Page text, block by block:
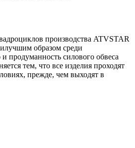
производства ATVSTAR
образом среди
и продуманность силового обвеса
тем, что все изделия проходят
прежде, чем выходят в